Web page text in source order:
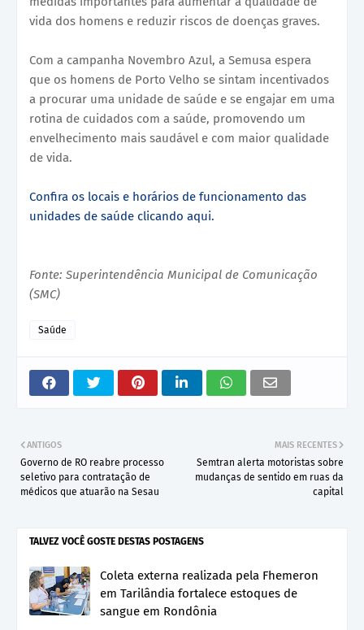
vida dos homens e reduzir riscos de doenças graves.
Com a campanha Novembro Azul, a Semusa espera
que os homens de Porto Velho se sintam incentivados
a procurar uma unidade de saúde e se engajar em uma
rotina de cuidados com a saúde, promovendo um
envelhecimento mais saudável e com maior qualidade
de vida.
Confira os locais e horários de funcionamento das
unidades de saúde clicando aqui.
Fonte: Superintendência Municipal de Comunicação
(SMC)
Saúde
MAIS RECENTES
Semtran alerta motoristas sobre
mudanças de sentido em ruas da
capital
ANTIGOS
Governo de RO reabre processo
seletivo para contratação de
médicos que atuarão na Sesau
TALVEZ VOCÊ GOSTE DESTAS POSTAGENS
Coleta externa realizada pela Fhemeron
em Tarilândia fortalece estoques de
sangue em Rondônia